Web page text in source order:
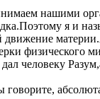
нашими
я и
человеку